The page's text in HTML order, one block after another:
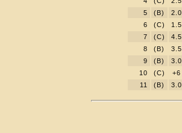
5
(B) 2.0
6
(C) 1.5
7
(C) 4.5
8
(B) 3.5
9
(B) 3.0
10
(C) +6
11
(B) 3.0